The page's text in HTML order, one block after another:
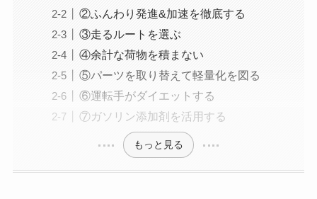
②ふんわり発進&加速を徹底する
③走るルートを選ぶ
④余計な荷物を積まない
⑤パーツを取り替えて軽量化を図る
⑥運転手がダイエットする
⑦ガソリン添加剤を活用する
もっと見る